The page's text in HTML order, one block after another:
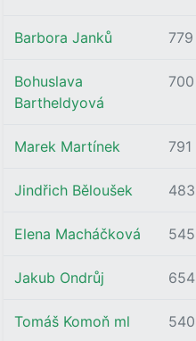
Barbora Janků 779
Bohuslava
Bartheldyová
700
Marek Martínek 791
Jindřich Běloušek 483
Elena Macháčková 545
Jakub Ondrůj 654
Tomáš Komoň ml 540